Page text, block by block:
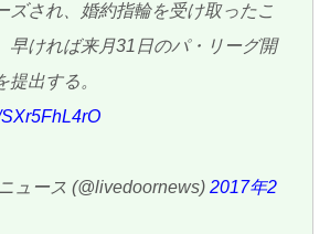
ズされ、婚約指輪を受け取ったこ
早ければ来月31日のパ・リーグ開
提出する。
ュース (@livedoornews) 2017年2